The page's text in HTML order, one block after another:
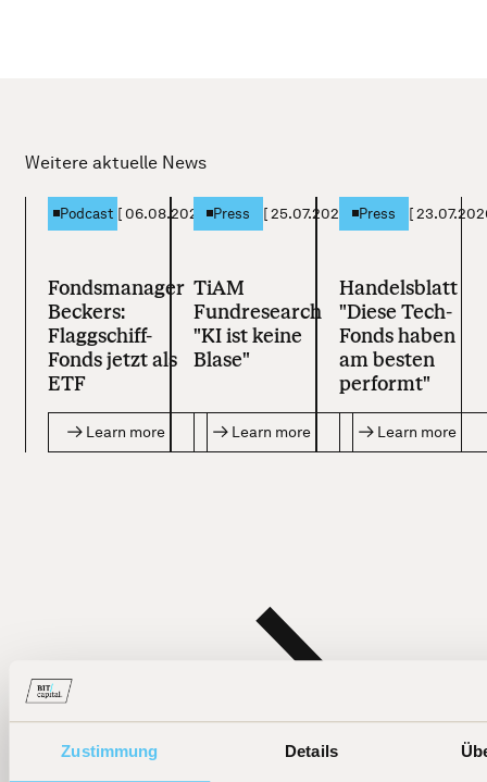
Zustimmung Details
Weitere aktuelle News
Podcast [06.08.2026]
Fondsmanager
Beckers:
Flaggschiff-
Fonds jetzt als
ETF
Learn more
Press [25.07.2026 ]
TiAM
Fundresearch
"KI ist keine
Blase"
Learn more
Press [
Handelsblatt
"Diese Tech-
Fonds haben
am besten
performt"
Learn more